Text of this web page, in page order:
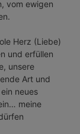
vom ewigen
Herz (Liebe)
und erfüllen
unsere
Art und
neues
meine